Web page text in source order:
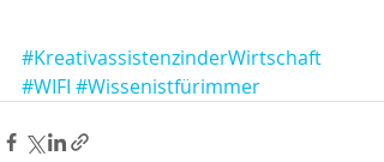
#KreativassistenzinderWirtschaft
#WIFI #Wissenistfürimmer